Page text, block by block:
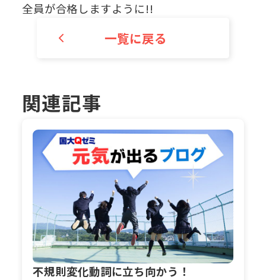
全員が合格しますように!!
一覧に戻る
関連記事
不規則変化動詞に立ち向かう！